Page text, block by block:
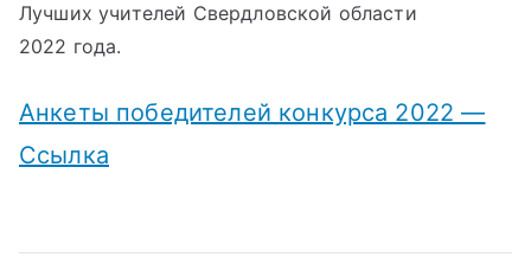
Лучших учителей Свердловской области
2022 года.
Анкеты победителей конкурса 2022 —
Ссылка